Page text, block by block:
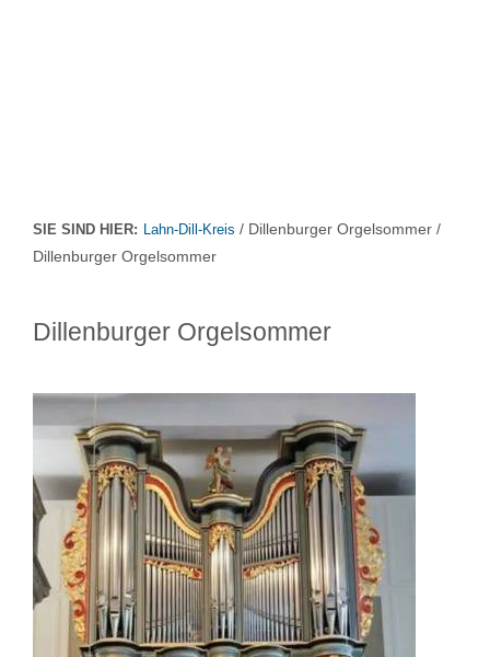
SIE SIND HIER: Lahn-Dill-Kreis / Dillenburger Orgelsommer /
Dillenburger Orgelsommer
Dillenburger Orgelsommer